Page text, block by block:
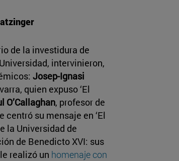
de la investidura de
intervinieron,
Josep-Ignasi
quien expuso ‘El
O’Callaghan, profesor de
su mensaje en ‘El
la Universidad de
de Benedicto XVI: sus
realizó un homenaje con